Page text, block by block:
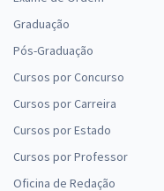
Graduação
Pós-Graduação
Cursos por Concurso
Cursos por Carreira
Cursos por Estado
Cursos por Professor
Oficina de Redação